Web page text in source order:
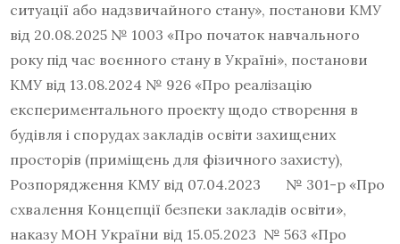
ситуації або надзвичайного стану», постанови КМУ
від 20.08.2025 № 1003 «Про початок навчального
року під час воєнного стану в Україні», постанови
КМУ від 13.08.2024 № 926 «Про реалізацію
експериментального проекту щодо створення в
будівля і спорудах закладів освіти захищених
просторів (приміщень для фізичного захисту),
Розпорядження КМУ від 07.04.2023 № 301-р «Про
схвалення Концепції безпеки закладів освіти»,
наказу МОН України від 15.05.2023 № 563 «Про